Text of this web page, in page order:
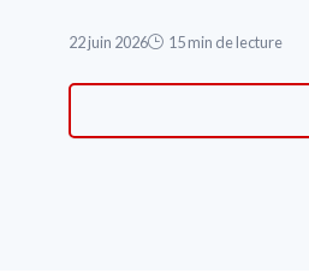
22 juin 2026 15 min de lecture